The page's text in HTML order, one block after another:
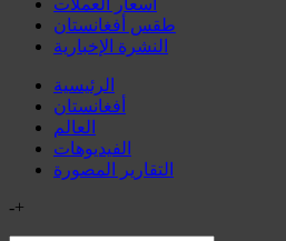
أسعار العملات
طقس أفغانستان
النشرة الإخبارية
الرئيسية
أفغانستان
العالم
الفیدیوهات
التقاریر المصورة
-+